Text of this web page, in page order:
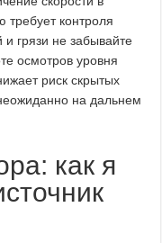
контроля
грязи не забывайте
осмотров уровня
риск скрытых
на дальнем
как я